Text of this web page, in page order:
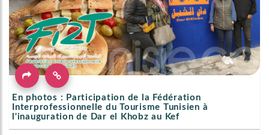
En photos : Participation de la Fédération
Interprofessionnelle du Tourisme Tunisien à
l'inauguration de Dar el Khobz au Kef